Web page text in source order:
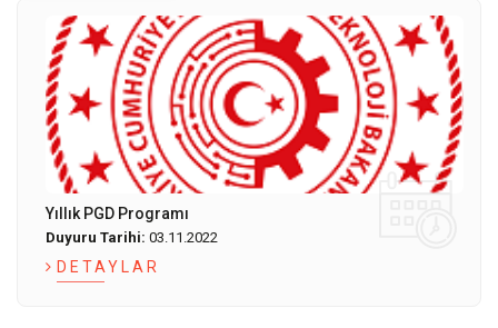
Yıllık PGD Programı
Duyuru Tarihi: 03.11.2022
DETAYLAR